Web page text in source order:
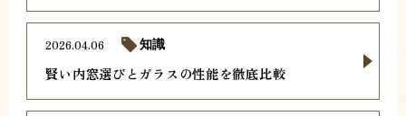
賢い内窓選びとガラスの性能を徹底比較
2026.04.06 知識